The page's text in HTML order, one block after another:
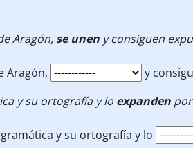
Aragón, se unen y consiguen
Aragón,
y
y su ortografía y lo expanden
y su ortografía y lo